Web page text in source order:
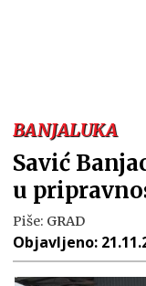
BANJALUKA
Savić
u
Piše: GRAD
Objavljeno: